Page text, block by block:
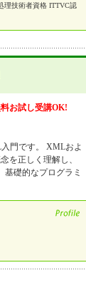
理技術者資格 ITTVC認
お試し受講OK!
門です。 XMLおよ
を正しく理解し、
礎的なプログラミ